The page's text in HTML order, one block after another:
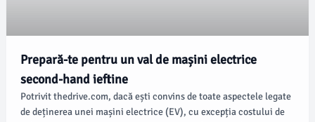
Prepară-te pentru un val de mașini electrice
second-hand ieftine
Potrivit thedrive.com, dacă ești convins de toate aspectele legate
de deținerea unei mașini electrice (EV), cu excepția costului de